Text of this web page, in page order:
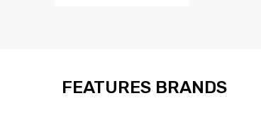
FEATURES BRANDS